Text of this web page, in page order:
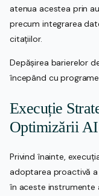
atenua acestea prin
precum integrarea
citațiilor.
Depășirea barierelor
începând cu
Execuție
Optimizării
Privind înainte,
adoptarea proactivă
în aceste instrumente